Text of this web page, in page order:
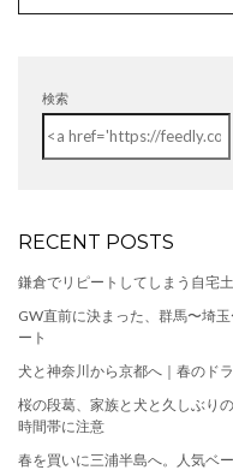
検索
RECENT POSTS
鎌倉でリピートしてしまう自宅
GW直前に決まった、群馬〜埼
ート
犬と神奈川から京都へ｜春のド
桜の段葛、家族と犬と久しぶり
時間帯に注意
春を買いに三浦半島へ。人気ベ